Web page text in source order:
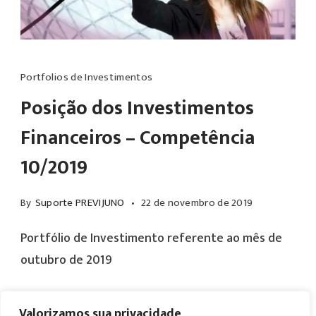
Portfolios de Investimentos
Posição dos Investimentos
Financeiros – Competência
10/2019
By Suporte PREVIJUNO 22 de novembro de 2019
Portfólio de Investimento referente ao mês de
outubro de 2019